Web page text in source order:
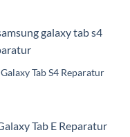
Galaxy Tab S4 Reparatur